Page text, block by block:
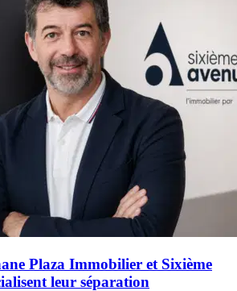
Plaza Immobilier et Sixième
leur séparation